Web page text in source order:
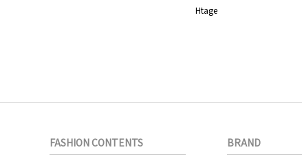
Htage
FASHION CONTENTS BRAND